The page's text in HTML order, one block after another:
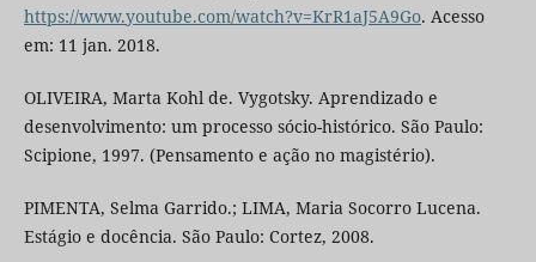
https://www.youtube.com/watch?v=KrR1aJ5A9Go. Acesso
em: 11 jan. 2018.
OLIVEIRA, Marta Kohl de. Vygotsky. Aprendizado e
desenvolvimento: um processo sócio-histórico. São Paulo:
Scipione, 1997. (Pensamento e ação no magistério).
PIMENTA, Selma Garrido.; LIMA, Maria Socorro Lucena.
Estágio e docência. São Paulo: Cortez, 2008.